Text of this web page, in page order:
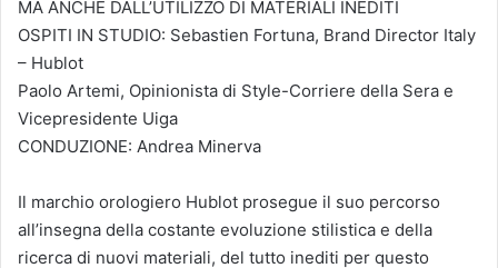
MA ANCHE DALL’UTILIZZO DI MATERIALI INEDITI
OSPITI IN STUDIO: Sebastien Fortuna, Brand Director Italy
– Hublot
Paolo Artemi, Opinionista di Style-Corriere della Sera e
Vicepresidente Uiga
CONDUZIONE: Andrea Minerva
Il marchio orologiero Hublot prosegue il suo percorso
all’insegna della costante evoluzione stilistica e della
ricerca di nuovi materiali, del tutto inediti per questo